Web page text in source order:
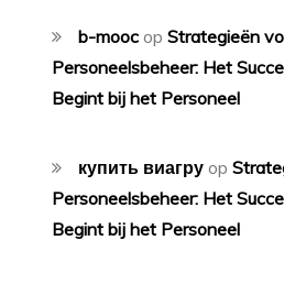
b-mooc opStrategieën
Personeelsbeheer: Het
Begint bij het Personeel
купить виагру op
Personeelsbeheer: Het
Begint bij het Personeel